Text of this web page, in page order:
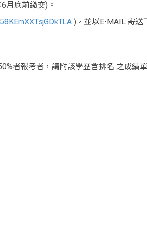
月底前繳交)。
)，並以E-MAIL 寄送
者報考者，請附該學歷含排名 之成績單